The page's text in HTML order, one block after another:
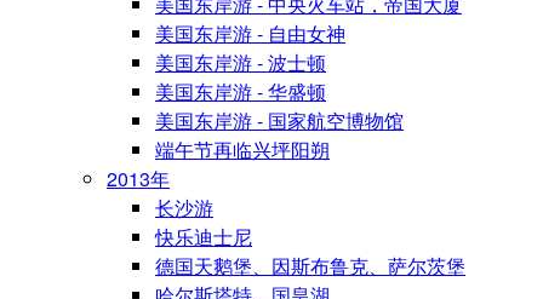
美国东岸游 - 自由女神
美国东岸游 - 波士顿
美国东岸游 - 华盛顿
美国东岸游 - 国家航空博物馆
端午节再临兴坪阳朔
2013年
长沙游
快乐迪士尼
德国天鹅堡、因斯布鲁克、萨尔茨堡